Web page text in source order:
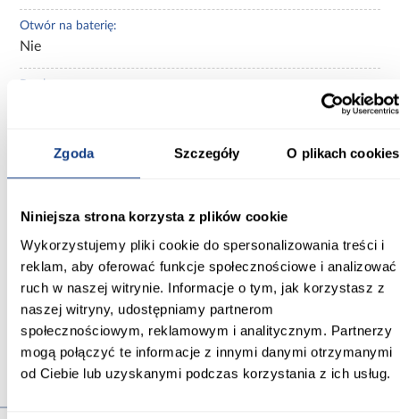
Zgoda Szczegóły O plikach cookies
Niniejsza strona korzysta z plików cookie
Wykorzystujemy pliki cookie do spersonalizowania treści i
reklam, aby oferować funkcje społecznościowe i analizować
ruch w naszej witrynie. Informacje o tym, jak korzystasz z
naszej witryny, udostępniamy partnerom
społecznościowym, reklamowym i analitycznym. Partnerzy
mogą połączyć te informacje z innymi danymi otrzymanymi
od Ciebie lub uzyskanymi podczas korzystania z ich usług.
Otwór na baterię:
Nie
Przelew:
REA
Seria:
FELICIA